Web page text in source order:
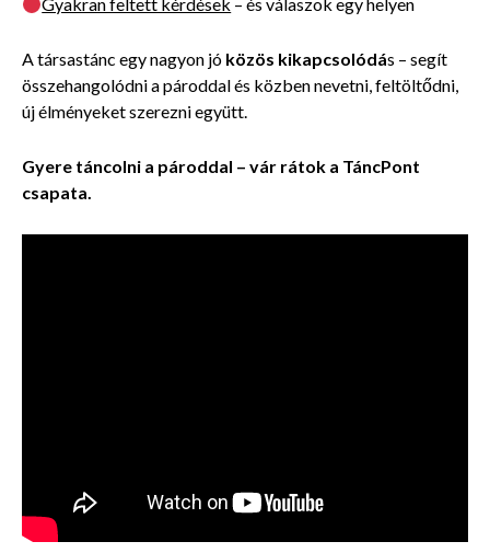
Gyakran feltett kérdések – és válaszok egy helyen
A társastánc egy nagyon jó közös kikapcsolódás – segít
összehangolódni a pároddal és közben nevetni, feltöltődni,
új élményeket szerezni együtt.
Gyere táncolni a pároddal – vár rátok a TáncPont
csapata.